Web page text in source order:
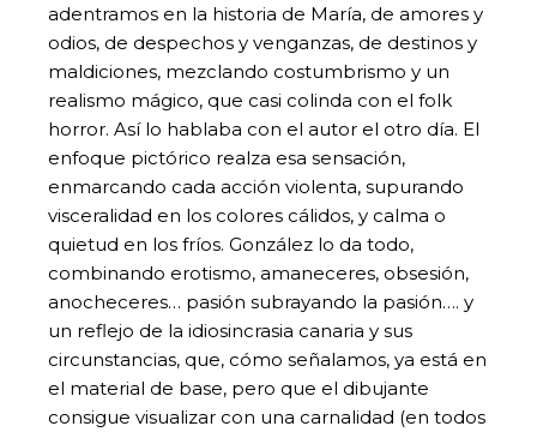
adentramos en la historia de María, de amores y
odios, de despechos y venganzas, de destinos y
maldiciones, mezclando costumbrismo y un
realismo mágico, que casi colinda con el folk
horror. Así lo hablaba con el autor el otro día. El
enfoque pictórico realza esa sensación,
enmarcando cada acción violenta, supurando
visceralidad en los colores cálidos, y calma o
quietud en los fríos. González lo da todo,
combinando erotismo, amaneceres, obsesión,
anocheceres… pasión subrayando la pasión…. y
un reflejo de la idiosincrasia canaria y sus
circunstancias, que, cómo señalamos, ya está en
el material de base, pero que el dibujante
consigue visualizar con una carnalidad (en todos